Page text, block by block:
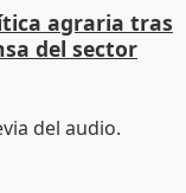
agraria tras
del sector